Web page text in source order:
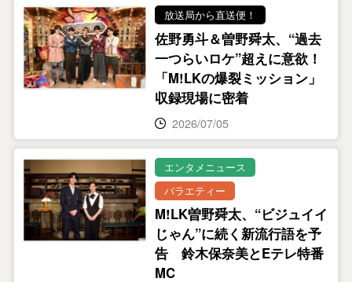
放送局から直送便！
佐野勇斗＆曽野舜太、“過去
一つらいロケ”超えに意欲！
「M!LKの爆裂ミッション」
収録現場に密着
2026/07/05
エンタメニュース
バラエティー
M!LK曽野舜太、“ビジュイイ
じゃん”に続く新流行語を予
告 鈴木保奈美とEテレ特番
MC